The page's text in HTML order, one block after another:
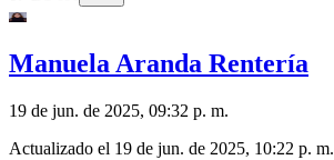
Manuela Aranda Rentería
19 de jun. de 2025, 09:32 p. m.
Actualizado el 19 de jun. de 2025, 10:22 p. m.